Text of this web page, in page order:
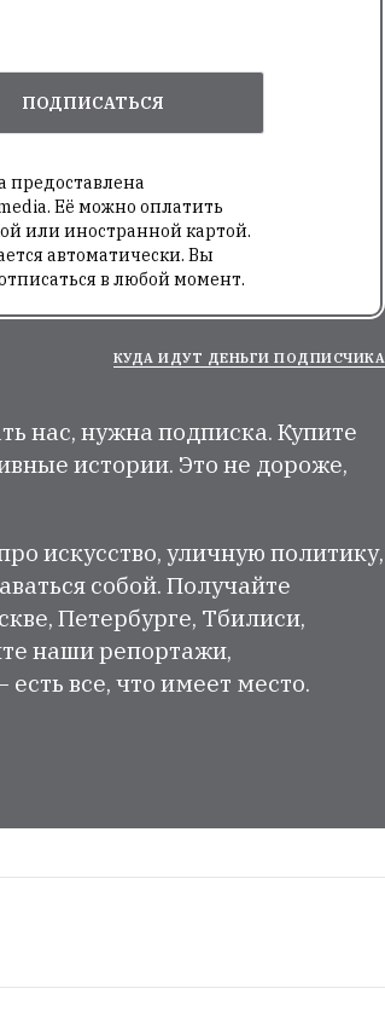
ПОДПИСАТЬСЯ
предоставлена
Её можно оплатить
или иностранной картой.
автоматически. Вы
в любой момент.
КУДА ИДУТ ДЕНЬГИ ПОДПИСЧИКА
нас, нужна подписка. Купите
истории. Это не дороже,
искусство, уличную политику,
собой. Получайте
Петербурге, Тбилиси,
наши репортажи,
все, что имеет место.